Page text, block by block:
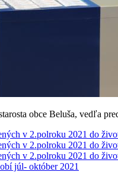
obce Beluša, vedľa